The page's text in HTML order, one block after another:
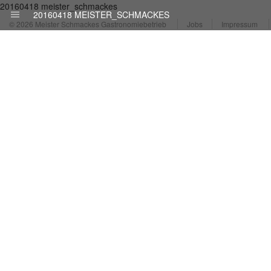
20160418 MEISTER_SCHMACKES
20160418 meister_schmackes
© 2026 Meister Schmackes Gastronomiebetrieb Jobs Impressum